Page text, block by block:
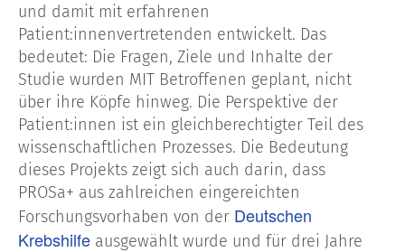
und damit mit erfahrenen
Patient:innenvertretenden entwickelt. Das
bedeutet: Die Fragen, Ziele und Inhalte der
Studie wurden MIT Betroffenen geplant, nicht
über ihre Köpfe hinweg. Die Perspektive der
Patient:innen ist ein gleichberechtigter Teil des
wissenschaftlichen Prozesses. Die Bedeutung
dieses Projekts zeigt sich auch darin, dass
PROSa+ aus zahlreichen eingereichten
Forschungsvorhaben von der Deutschen
Krebshilfe ausgewählt wurde und für drei Jahre